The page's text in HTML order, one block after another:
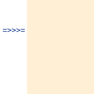
=>>>=